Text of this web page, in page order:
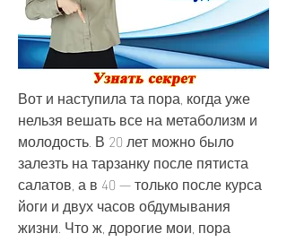
Вот и наступила та пора, когда уже
нельзя вешать все на метаболизм и
молодость. В 20 лет можно было
залезть на тарзанку после пятиста
салатов, а в 40 — только после курса
йоги и двух часов обдумывания
жизни. Что ж, дорогие мои, пора